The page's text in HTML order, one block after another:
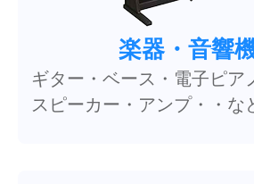
楽器・音響
ギター・ベース・電子ピア
スピーカー・アンプ・・な